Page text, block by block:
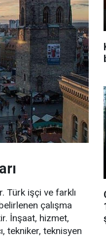
Türk işçi ve farklı
çalışma
İnşaat, hizmet,
tekniker, teknisyen